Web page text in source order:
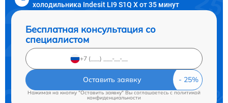
холодильника Indesit LI9 S1Q X от 35 минут
Бесплатная консультация со
специалистом
Оставить заявку
Нажимая на кнопку "Оставить заявку" Вы соглашаетесь cполитикой
конфиденциальности